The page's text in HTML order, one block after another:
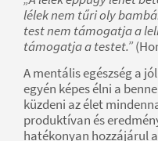
lélek nem tűri oly
test nem támogatja a
támogatja a testet.”
A mentális egészség a
egyén képes élni a
küzdeni az élet
produktívan és
hatékonyan hozzájárul